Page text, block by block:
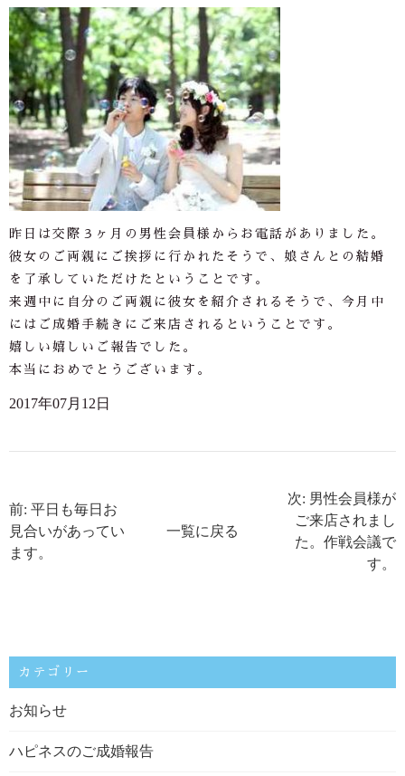
昨日は交際３ヶ月の男性会員様からお電話がありました。
彼女のご両親にご挨拶に行かれたそうで、娘さんとの結婚
を了承していただけたということです。
来週中に自分のご両親に彼女を紹介されるそうで、今月中
にはご成婚手続きにご来店されるということです。
嬉しい嬉しいご報告でした。
本当におめでとうございます。
2017年07月12日
前: 平日も毎日お
見合いがあってい
ます。
一覧に戻る
次: 男性会員様が
ご来店されまし
た。作戦会議で
す。
カテゴリー
お知らせ
ハピネスのご成婚報告